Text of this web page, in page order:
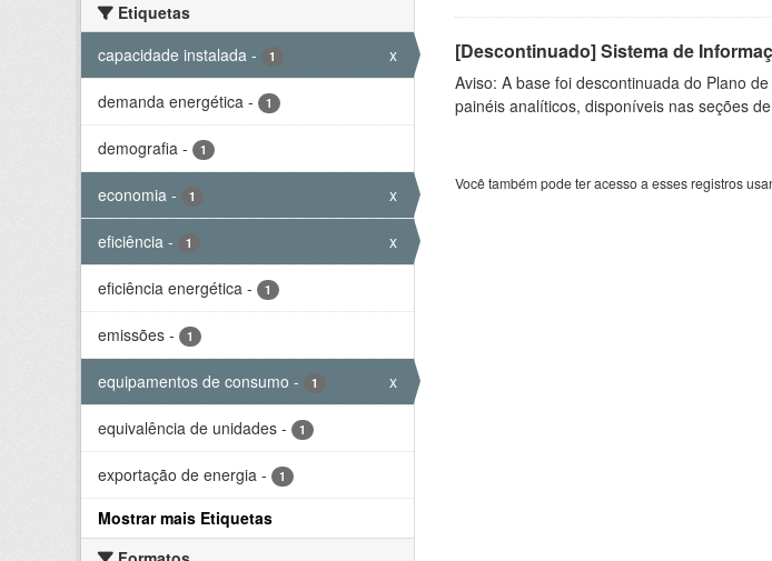
Etiquetas
capacidade instalada - 1 x
demanda energética - 1
demografia - 1
economia - 1 x
eficiência - 1 x
eficiência energética - 1
emissões - 1
equipamentos de consumo - 1 x
equivalência de unidades - 1
exportação de energia - 1
Mostrar mais Etiquetas
[Descontinuado] Sistema de
Aviso: A base foi descontinuada do Plano
painéis analíticos, disponíveis nas seções
Você também pode ter acesso a esses registros